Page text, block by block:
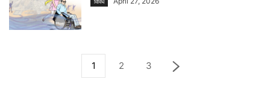
विविध
1 2 3